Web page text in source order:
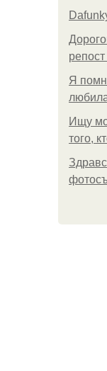
Я
Ищу
того,